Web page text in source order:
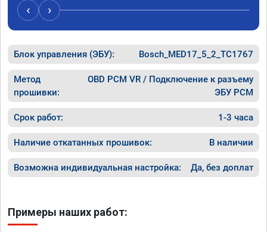
стоит этих денег. Знал бы, сделал раньше.
Хочу
После
Чему я
‹ ›
Блок управления (ЭБУ): Bosch_MED17_5_2_TC1767
Метод
прошивки:
OBD PCM VR / Подключение к разъему
ЭБУ PCM
Срок работ: 1-3 часа
Наличие откатанных прошивок: В наличии
Возможна индивидуальная настройка: Да, без доплат
Примеры наших работ: